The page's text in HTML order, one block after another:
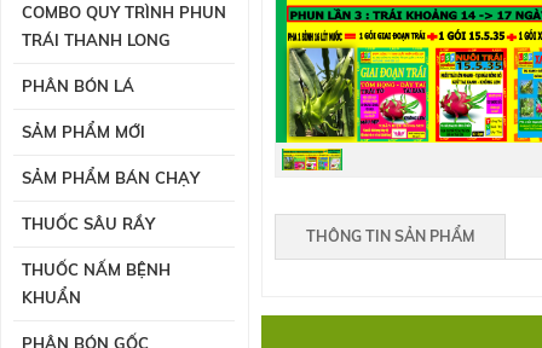
THÔNG TIN SẢN PHẨM
COMBO QUY TRÌNH PHUN
TRÁI THANH LONG
PHÂN BÓN LÁ
SẢM PHẨM MỚI
SẢM PHẨM BÁN CHẠY
THUỐC SÂU RẦY
THUỐC NẤM BỆNH
KHUẨN
PHÂN BÓN GỐC